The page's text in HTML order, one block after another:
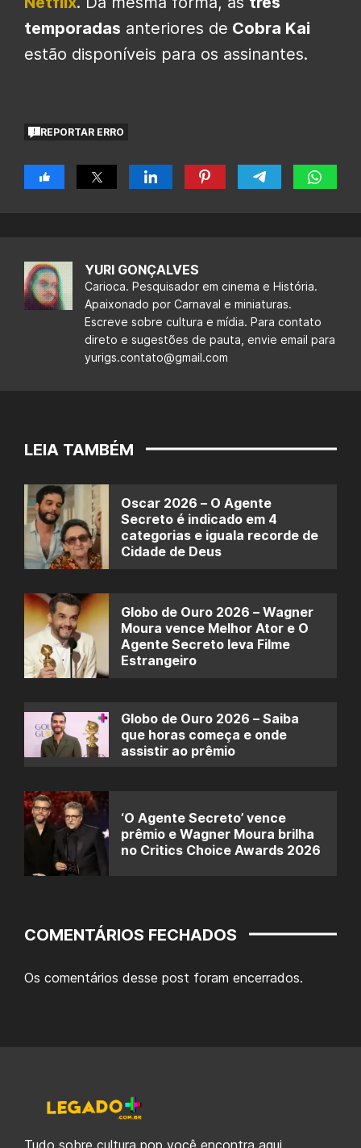
temporadas anteriores de Cobra Kai
estão disponíveis para os assinantes.
REPORTAR ERRO
YURI GONÇALVES
Carioca. Pesquisador em cinema e História.
Apaixonado por Carnaval e miniaturas.
Escreve sobre cultura e mídia. Para contato
direto e sugestões de pauta, envie email para
yurigs.contato@gmail.com
LEIA TAMBÉM
Oscar 2026 – O Agente
Secreto é indicado em 4
categorias e iguala recorde de
Cidade de Deus
Globo de Ouro 2026 – Wagner
Moura vence Melhor Ator e O
Agente Secreto leva Filme
Estrangeiro
Globo de Ouro 2026 – Saiba
que horas começa e onde
assistir ao prêmio
‘O Agente Secreto’ vence
prêmio e Wagner Moura brilha
no Critics Choice Awards 2026
COMENTÁRIOS FECHADOS
Os comentários desse post foram encerrados.